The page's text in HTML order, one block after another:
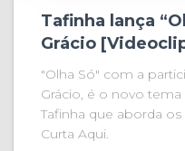
Tafinha lança
Grácio
"Olha Só" com a
Grácio, é o novo
Tafinha que aborda
Curta Aqui.